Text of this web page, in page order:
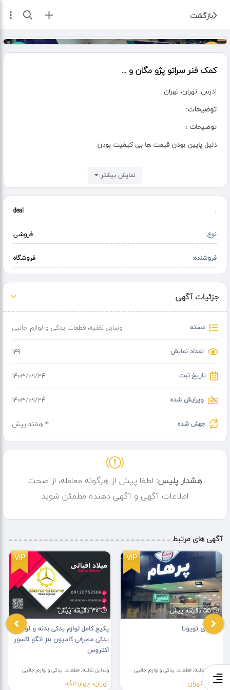
بازگشت ثبت آگهی
کمک فنر سراتو پژو مگان و ...
آدرس: تهران، تهران
توضیحات:
توضیحات :
دلیل پایین بودن قیمت ها بی کیفیت بودن
کمک فنرهای تولیدی دارای شیش ماه ضمانت کتبی می باشد همراه فاکتور
رسمی کمک فنر امیر
برای استعلام قیمت روز فقط فقط تماس
بگیرید
انواع کمک فنر و لول فنر ماشین های ایرانی و خارجی گازی و روغنی
ارسال به سراسر کشور در سریع ترین زمان
با حضور در مجموعه کمک فنر امیر از اجرت های پایین
ما بهره مند شوید
لنت
جلوبندی
گردگیر
ایینه بغل
فروش به صورت عمده و تکه
ما را در مرور گرهای مسیر یابی به نام
کمک فنر امیر سرچ کنید
نشانی انتهای خلیج فارس ابوسعید شرقی
خیابان فلاحزاده نبش کوچه ششم کمک فنر امیر
مدیر فروش امیر رجبی
نمایش بیشتر
:
deal
نوع: فروشی
فروشنده: فروشگاه
جزئیات آگهی
دسته وسایل نقلیه،قطعات یدکی و لوازم جانبی
تعداد نمایش 149
تاریخ ثبت ۱۴۰۳/۰۹/۲۴
ویرایش شده ۱۴۰۳/۰۹/۲۴
جهش شده 4 هفته پیش
هشدار پلیس: لطفا پیش از هرگونه معامله، از صحت
اطلاعات آگهی و آگهی دهنده مطمئن شوید
آگهی های مرتبط
VIP
30 دقیقه پیش
پکیج کامل لوازم یدکی بدنه و لوازم
یدکی مصرفی کامیون بنز اتگو اکسور
اکتروس
وسایل نقلیه، قطعات یدکی و لوازم جانبی
تهران، چهاردانگه
VIP
55 دقیقه پیش
اپشنهای تویوتا
وسایل نقلیه، قطعات یدکی و لوازم جانبی
تهران، تهران